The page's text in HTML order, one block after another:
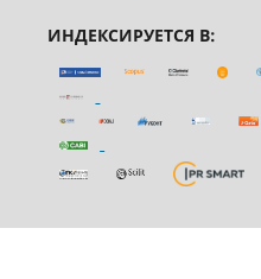
ИНДЕКСИРУЕТСЯ В: